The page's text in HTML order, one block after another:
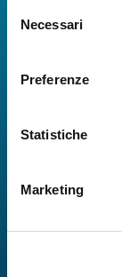
delNecessari
Preferenze
Statistiche
Marketing